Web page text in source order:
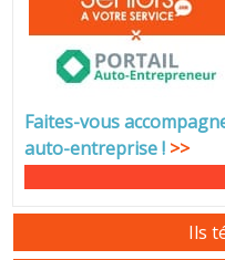
Faites-vous
auto-entreprise! >>
Ils